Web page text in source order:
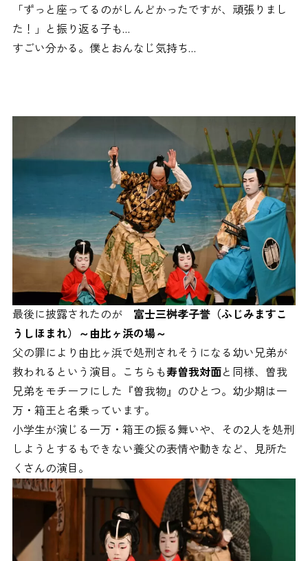
「ずっと座ってるのがしんどかったですが、頑張りまし
た！」と振り返る子も…
すごい分かる。僕とおんなじ気持ち…
最後に披露されたのが 富士三桝孝子誉（ふじみますこ
うしほまれ）～由比ヶ浜の場～
父の罪により由比ヶ浜で処刑されそうになる幼い兄弟が
救われるという演目。こちらも寿曽我対面と同様、曽我
兄弟をモチーフにした『曽我物』のひとつ。幼少期は一
万・箱王と名乗っています。
小学生が演じる一万・箱王の振る舞いや、その2人を処刑
しようとするもできない養父の表情や動きなど、見所た
くさんの演目。